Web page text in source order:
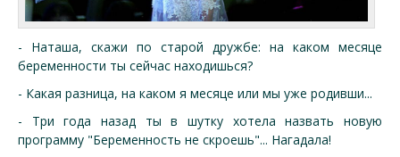
- Наташа, скажи по старой дружбе: на каком месяце
беременности ты сейчас находишься?
- Какая разница, на каком я месяце или мы уже родивши...
- Три года назад ты в шутку хотела назвать новую
программу "Беременность не скроешь"... Нагадала!